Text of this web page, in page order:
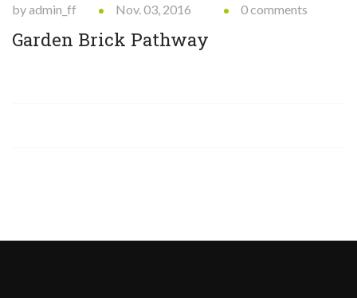
by admin_ff
Nov. 03, 2016 0 comments
Garden Brick Pathway